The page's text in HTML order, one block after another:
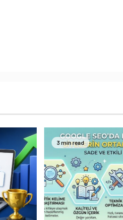
3 min read